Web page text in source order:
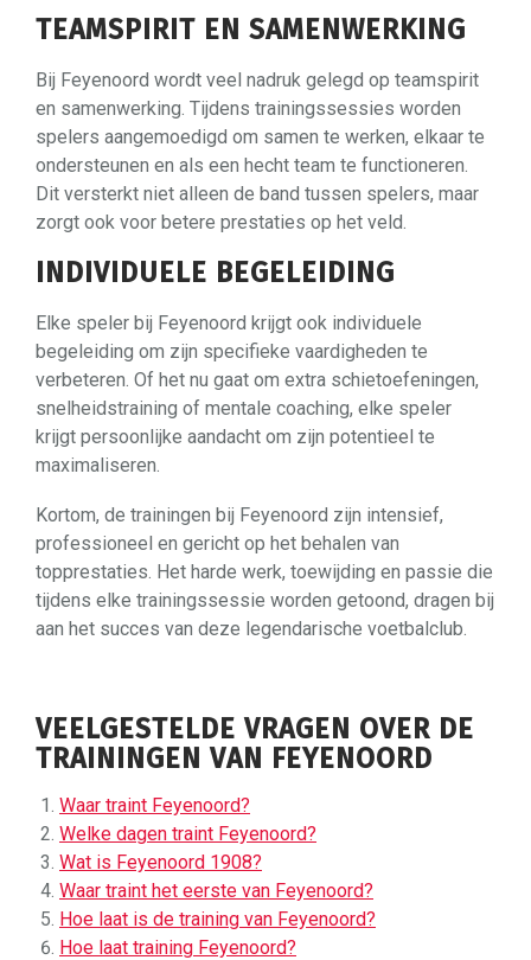
TEAMSPIRIT EN SAMENWERKING
Bij Feyenoord wordt veel nadruk gelegd op teamspirit
en samenwerking. Tijdens trainingssessies worden
spelers aangemoedigd om samen te werken, elkaar te
ondersteunen en als een hecht team te functioneren.
Dit versterkt niet alleen de band tussen spelers, maar
zorgt ook voor betere prestaties op het veld.
INDIVIDUELE BEGELEIDING
Elke speler bij Feyenoord krijgt ook individuele
begeleiding om zijn specifieke vaardigheden te
verbeteren. Of het nu gaat om extra schietoefeningen,
snelheidstraining of mentale coaching, elke speler
krijgt persoonlijke aandacht om zijn potentieel te
maximaliseren.
Kortom, de trainingen bij Feyenoord zijn intensief,
professioneel en gericht op het behalen van
topprestaties. Het harde werk, toewijding en passie die
tijdens elke trainingssessie worden getoond, dragen bij
aan het succes van deze legendarische voetbalclub.
VEELGESTELDE VRAGEN OVER DE
TRAININGEN VAN FEYENOORD
Waar traint Feyenoord?
Welke dagen traint Feyenoord?
Wat is Feyenoord 1908?
Waar traint het eerste van Feyenoord?
Hoe laat is de training van Feyenoord?
Hoe laat training Feyenoord?